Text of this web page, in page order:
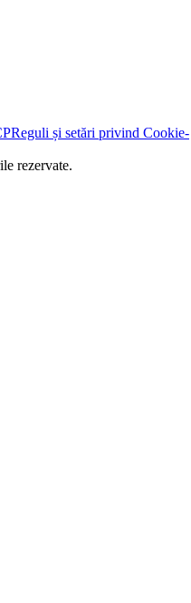
Reguli și setări privind Cookie-
rezervate.